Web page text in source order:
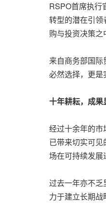
RSPO首席执行
转型的潜在引
购与投资决策
来自商务部国
必然选择，更
十年耕耘，成果
经过十余年的
已带来切实可
场在可持续发展
过去一年亦不
力于建立长期战